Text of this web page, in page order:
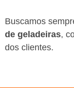
Buscamos
de geladeiras,
dos clientes.